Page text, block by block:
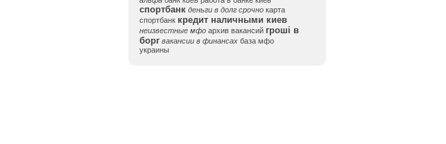
спортбанк деньги в долг срочно карта
спортбанк кредит наличными киев
неизвестные мфо архив вакансий гроші в
борг вакансии в финансах база мфо
украины